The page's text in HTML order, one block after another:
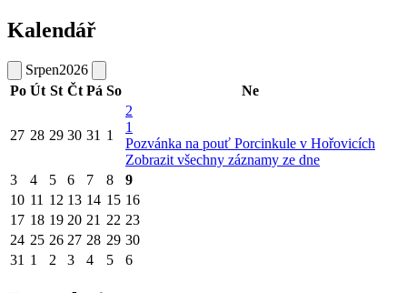
Kalendář
Srpen2026
Po Út St Čt Pá So Ne
27 28 29 30 31 1
2
1
Pozvánka na pouť Porcinkule v Hořovicích
Zobrazit všechny záznamy ze dne
3
4 5 6 7 8
9
10 11 12 13 14 15 16
17 18 19 20 21 22 23
24 25 26 27 28 29 30
31 1 2 3 4 5 6